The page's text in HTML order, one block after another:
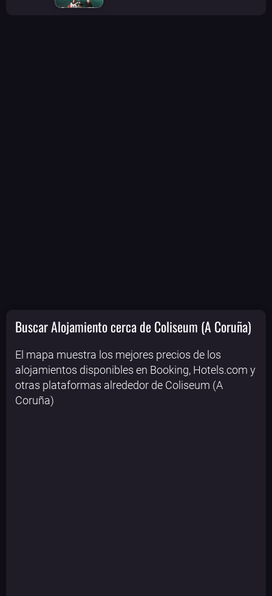
Buscar Alojamiento cerca de Coliseum (A Coruña)
El mapa muestra los mejores precios de los
alojamientos disponibles en Booking, Hotels.com y
otras plataformas alrededor de Coliseum (A
Coruña)